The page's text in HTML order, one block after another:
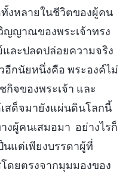
งหลายในชีวิตของผู้คน
ญาณของพระเจ้าทรง
ละปลดปล่อยความจริง
อีกนัยหนึ่งคือ พระองค์ไม่
จของพระเจ้า และ
สด็จมายังแผ่นดินโลกนี้
งผู้คนเสมอมา อย่างไรก็
นแต่เพียงบรรดาผู้ที่
ดยตรงจากมุมมองของ